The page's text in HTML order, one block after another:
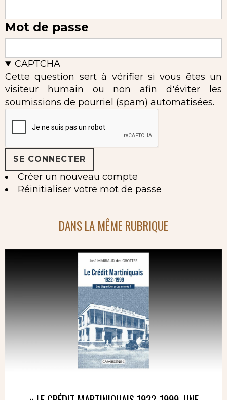
Mot de passe
CAPTCHA
Cette question sert à vérifier si vous êtes un
visiteur humain ou non afin d'éviter les
soumissions de pourriel (spam) automatisées.
Créer un nouveau compte
Réinitialiser votre mot de passe
DANS LA MÊME RUBRIQUE